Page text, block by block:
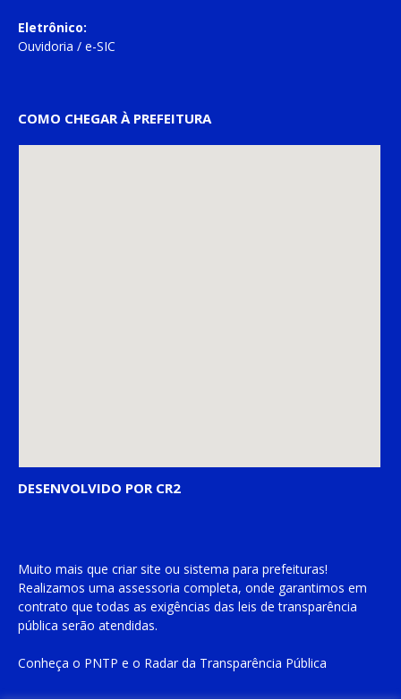
Eletrônico:
Ouvidoria / e-SIC
COMO CHEGAR À PREFEITURA
DESENVOLVIDO POR CR2
Muito mais que criar site ou sistema para prefeituras!
Realizamos uma assessoria completa, onde garantimos em
contrato que todas as exigências das leis de transparência
pública serão atendidas.
Conheça o PNTP e o Radar da Transparência Pública